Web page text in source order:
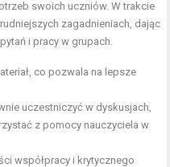
swoich uczniów. W trakcie
zagadnieniach, dając
i pracy w grupach.
co pozwala na lepsze
uczestniczyć w dyskusjach,
z pomocy nauczyciela w
współpracy i krytycznego